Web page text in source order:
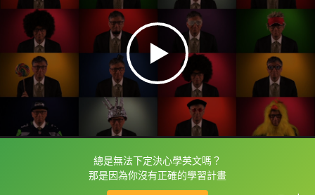
總是無法下定決心學英文嗎？
那是因為你沒有正確的學習計畫
框選或點兩下字幕可以直接查字典喔！